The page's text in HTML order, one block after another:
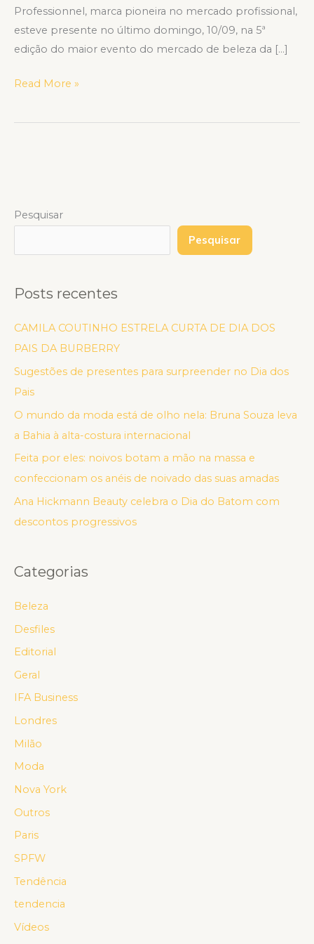
Professionnel, marca pioneira no mercado profissional,
esteve presente no último domingo, 10/09, na 5ª
edição do maior evento do mercado de beleza da […]
Read More »
Pesquisar
Pesquisar
Posts recentes
CAMILA COUTINHO ESTRELA CURTA DE DIA DOS
PAIS DA BURBERRY
Sugestões de presentes para surpreender no Dia dos
Pais
O mundo da moda está de olho nela: Bruna Souza leva
a Bahia à alta-costura internacional
Feita por eles: noivos botam a mão na massa e
confeccionam os anéis de noivado das suas amadas
Ana Hickmann Beauty celebra o Dia do Batom com
descontos progressivos
Categorias
Beleza
Desfiles
Editorial
Geral
IFA Business
Londres
Milão
Moda
Nova York
Outros
Paris
SPFW
Tendência
tendencia
Vídeos